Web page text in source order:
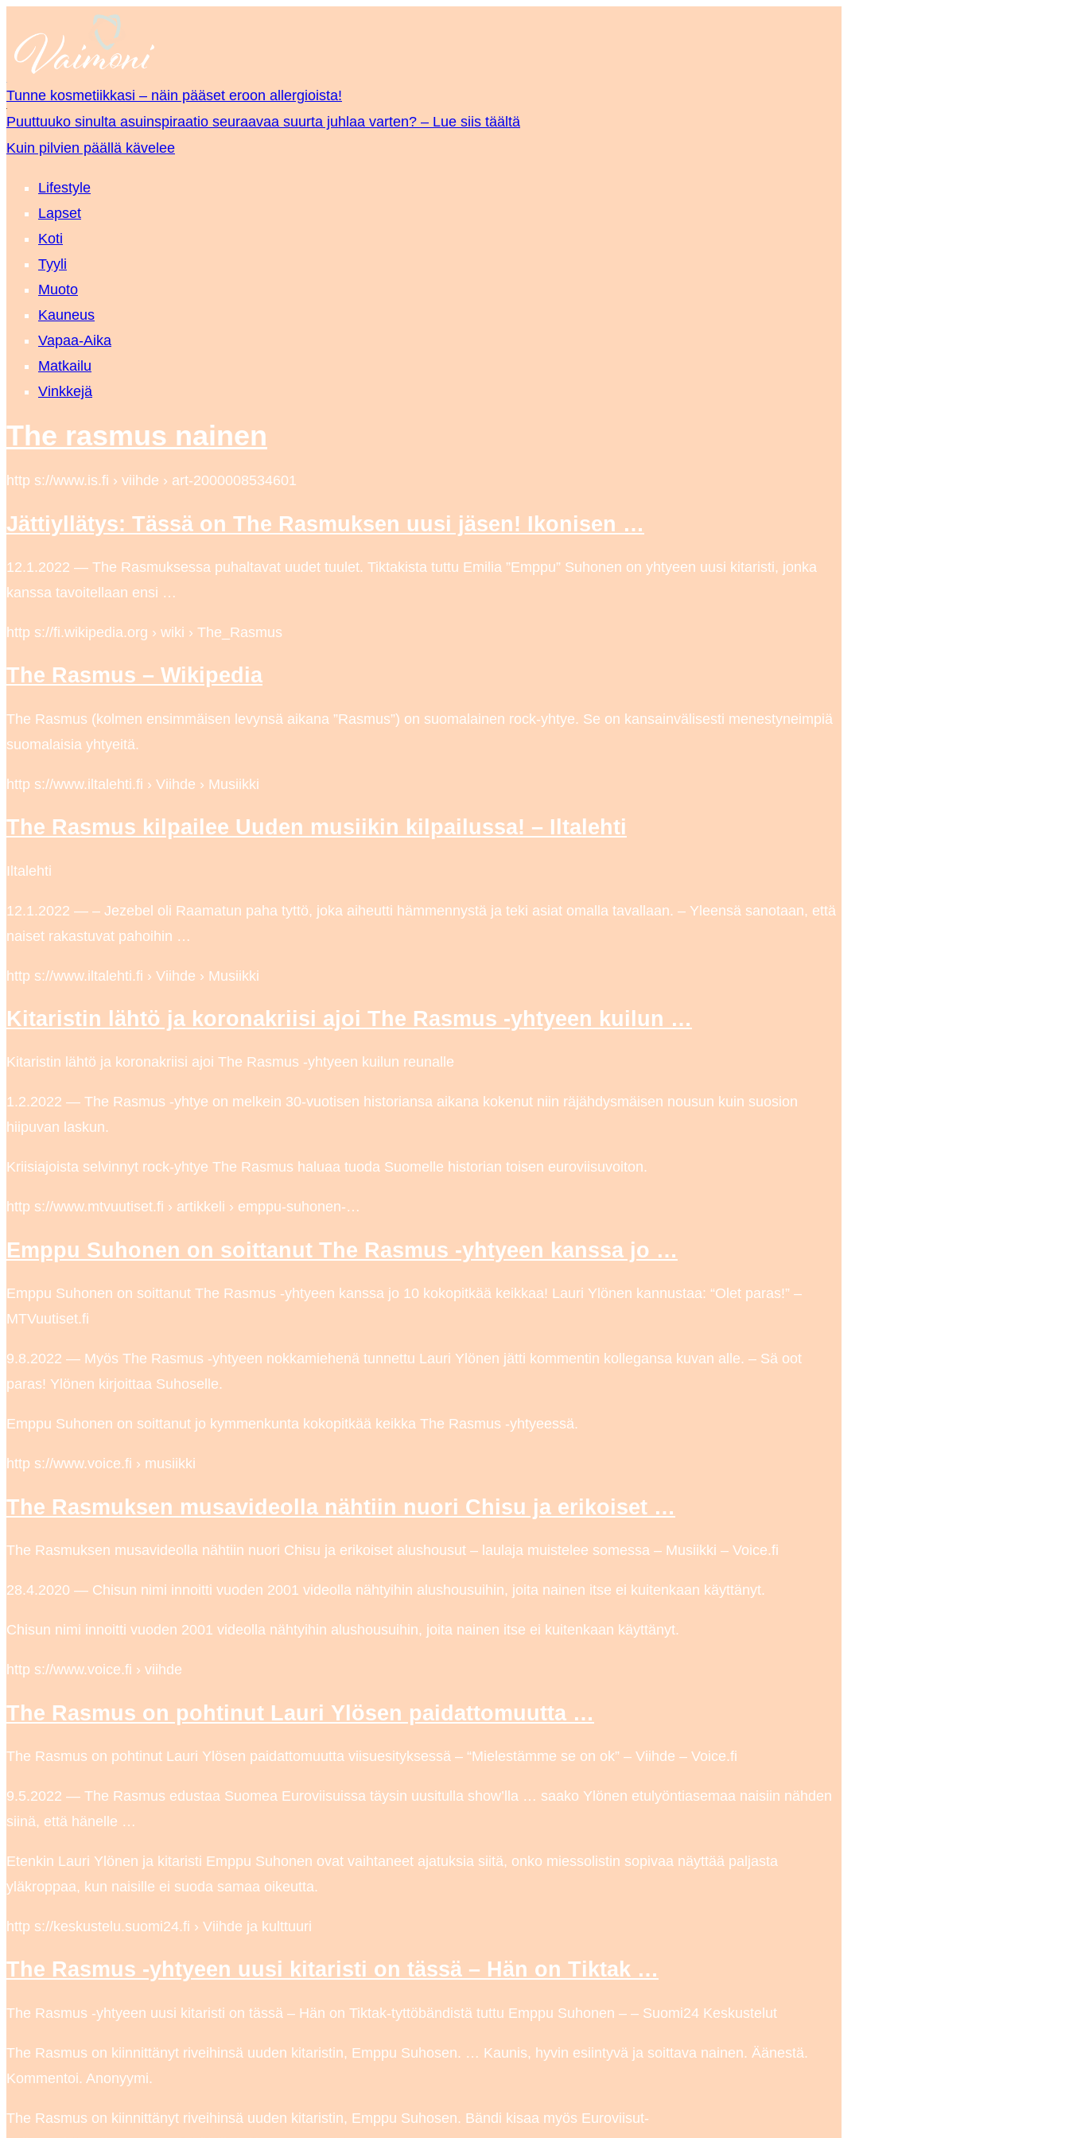
Tunne kosmetiikkasi – näin pääset eroon allergioista!
Puuttuuko sinulta asuinspiraatio seuraavaa suurta juhlaa varten? – Lue siis täältä
Kuin pilvien päällä kävelee
Lifestyle
Lapset
Koti
Tyyli
Muoto
Kauneus
Vapaa-Aika
Matkailu
Vinkkejä
The rasmus nainen
http s://www.is.fi › viihde › art-2000008534601
Jättiyllätys: Tässä on The Rasmuksen uusi jäsen! Ikonisen …
12.1.2022 — The Rasmuksessa puhaltavat uudet tuulet. Tiktakista tuttu Emilia ”Emppu” Suhonen on yhtyeen uusi kitaristi, jonka
kanssa tavoitellaan ensi …
http s://fi.wikipedia.org › wiki › The_Rasmus
The Rasmus – Wikipedia
The Rasmus (kolmen ensimmäisen levynsä aikana ”Rasmus”) on suomalainen rock-yhtye. Se on kansainvälisesti menestyneimpiä
suomalaisia yhtyeitä.
http s://www.iltalehti.fi › Viihde › Musiikki
The Rasmus kilpailee Uuden musiikin kilpailussa! – Iltalehti
Iltalehti
12.1.2022 — – Jezebel oli Raamatun paha tyttö, joka aiheutti hämmennystä ja teki asiat omalla tavallaan. – Yleensä sanotaan, että
naiset rakastuvat pahoihin …
http s://www.iltalehti.fi › Viihde › Musiikki
Kitaristin lähtö ja koronakriisi ajoi The Rasmus -yhtyeen kuilun …
Kitaristin lähtö ja koronakriisi ajoi The Rasmus -yhtyeen kuilun reunalle
1.2.2022 — The Rasmus -yhtye on melkein 30-vuotisen historiansa aikana kokenut niin räjähdysmäisen nousun kuin suosion
hiipuvan laskun.
Kriisiajoista selvinnyt rock-yhtye The Rasmus haluaa tuoda Suomelle historian toisen euroviisuvoiton.
http s://www.mtvuutiset.fi › artikkeli › emppu-suhonen-…
Emppu Suhonen on soittanut The Rasmus -yhtyeen kanssa jo …
Emppu Suhonen on soittanut The Rasmus -yhtyeen kanssa jo 10 kokopitkää keikkaa! Lauri Ylönen kannustaa: “Olet paras!” –
MTVuutiset.fi
9.8.2022 — Myös The Rasmus -yhtyeen nokkamiehenä tunnettu Lauri Ylönen jätti kommentin kollegansa kuvan alle. – Sä oot
paras! Ylönen kirjoittaa Suhoselle.
Emppu Suhonen on soittanut jo kymmenkunta kokopitkää keikka The Rasmus -yhtyeessä.
http s://www.voice.fi › musiikki
The Rasmuksen musavideolla nähtiin nuori Chisu ja erikoiset …
The Rasmuksen musavideolla nähtiin nuori Chisu ja erikoiset alushousut – laulaja muistelee somessa – Musiikki – Voice.fi
28.4.2020 — Chisun nimi innoitti vuoden 2001 videolla nähtyihin alushousuihin, joita nainen itse ei kuitenkaan käyttänyt.
Chisun nimi innoitti vuoden 2001 videolla nähtyihin alushousuihin, joita nainen itse ei kuitenkaan käyttänyt.
http s://www.voice.fi › viihde
The Rasmus on pohtinut Lauri Ylösen paidattomuutta …
The Rasmus on pohtinut Lauri Ylösen paidattomuutta viisuesityksessä – “Mielestämme se on ok” – Viihde – Voice.fi
9.5.2022 — The Rasmus edustaa Suomea Euroviisuissa täysin uusitulla show’lla … saako Ylönen etulyöntiasemaa naisiin nähden
siinä, että hänelle …
Etenkin Lauri Ylönen ja kitaristi Emppu Suhonen ovat vaihtaneet ajatuksia siitä, onko miessolistin sopivaa näyttää paljasta
yläkroppaa, kun naisille ei suoda samaa oikeutta.
http s://keskustelu.suomi24.fi › Viihde ja kulttuuri
The Rasmus -yhtyeen uusi kitaristi on tässä – Hän on Tiktak …
The Rasmus -yhtyeen uusi kitaristi on tässä – Hän on Tiktak-tyttöbändistä tuttu Emppu Suhonen – – Suomi24 Keskustelut
The Rasmus on kiinnittänyt riveihinsä uuden kitaristin, Emppu Suhosen. … Kaunis, hyvin esiintyvä ja soittava nainen. Äänestä.
Kommentoi. Anonyymi.
The Rasmus on kiinnittänyt riveihinsä uuden kitaristin, Emppu Suhosen. Bändi kisaa myös Euroviisut-